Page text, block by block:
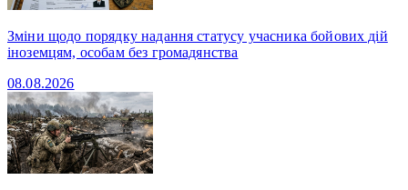
Зміни щодо порядку надання статусу учасника бойових дій
іноземцям, особам без громадянства
08.08.2026